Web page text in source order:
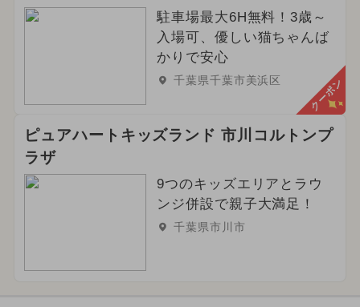
駐車場最大6H無料！3歳～
入場可、優しい猫ちゃんば
かりで安心
千葉県千葉市美浜区 クーポン
ピュアハートキッズランド 市川コルトンプ
ラザ
9つのキッズエリアとラウ
ンジ併設で親子大満足！
千葉県市川市